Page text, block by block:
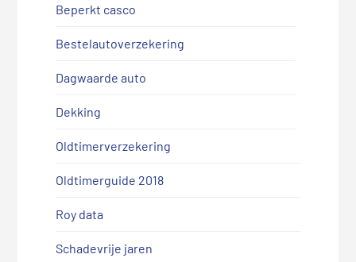
Beperkt casco
Bestelautoverzekering
Dagwaarde auto
Dekking
Oldtimerverzekering
Oldtimerguide 2018
Roy data
Schadevrije jaren